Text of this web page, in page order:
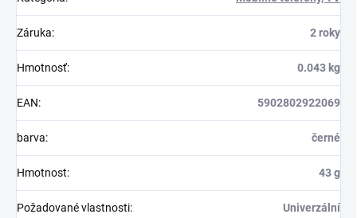
Záruka: 2 roky
Hmotnosť: 0.043 kg
EAN: 5902802922069
barva: černé
Hmotnost: 43 g
Požadované vlastnosti: Univerzální